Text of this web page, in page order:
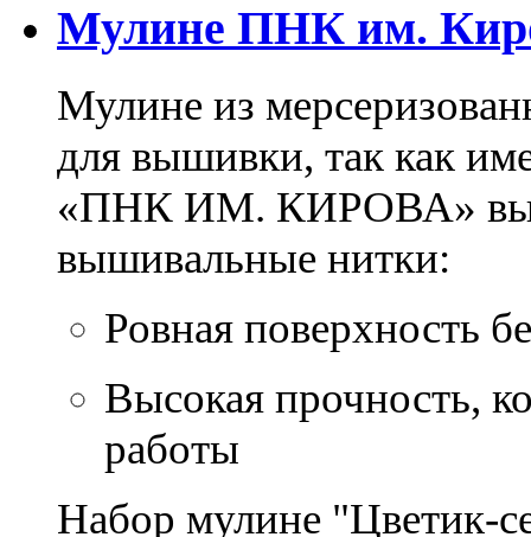
Мулине ПНК им.
Мулине из
для вышивки, так как
«ПНК ИМ. КИРОВА»
вышивальные нитки:
Ровная поверхность
Высокая прочность,
работы
Набор мулине "Цветик-